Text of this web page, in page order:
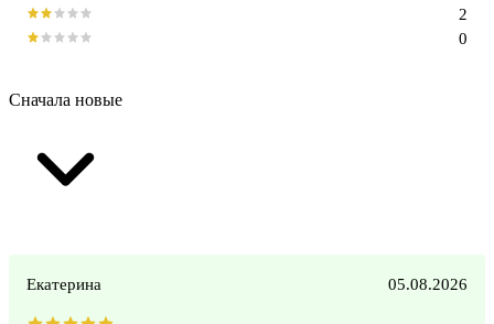
0
2
Сначала новые
Екатерина 05.08.2026